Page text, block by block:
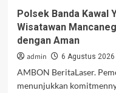
ke-
81
Polsek Banda Kawal
Wisatawan
dengan Aman
admin 6 Agustus 2026
AMBON BeritaLaser.
menunjukkan